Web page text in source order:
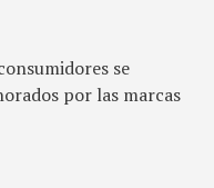
se
por las marcas